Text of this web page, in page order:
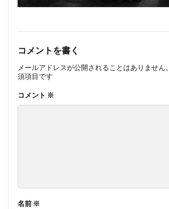
コメントを書く
メールアドレスが公開されることはありません。
須項目です
コメント ※
名前 ※